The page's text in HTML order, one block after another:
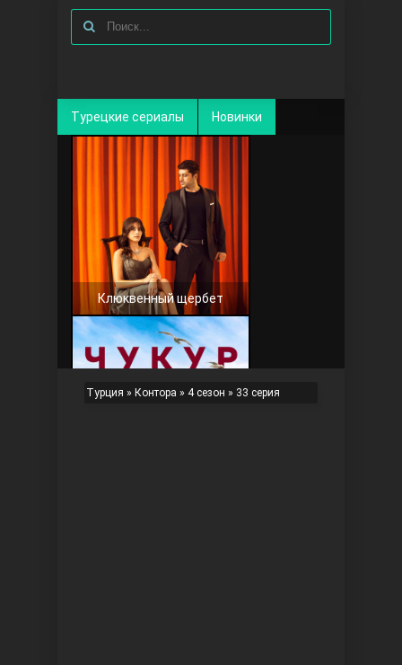
Турецкие сериалы Новинки
Клюквенный щербет
Турция » Контора » 4 сезон » 33 серия